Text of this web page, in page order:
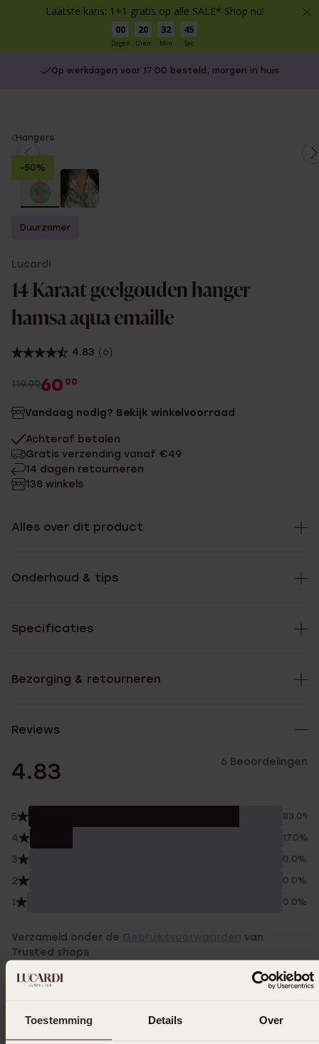
Laatste kans: 1+1 gratis op alle SALE* Shop nu!
00
Dagen
20
Uren
32
Min
45
Sec
Toestemming Details Over
Op werkdagen voor 17:00 besteld, morgen in huis
You
are
here:
Hangers
-50%
Duurzamer
Lucardi
14 Karaat geelgouden hanger
hamsa aqua emaille
4.83 (6)
119.9960 00
Vandaag nodig? Bekijk winkelvoorraad
Achteraf betalen
Gratis verzending vanaf €49
14 dagen retourneren
138 winkels
Alles over dit product
Onderhoud & tips
Specificaties
Bezorging & retourneren
Reviews
4.83 6 Beoordelingen
5 83.0%
4 17.0%
3 0.0%
2 0.0%
1 0.0%
Verzameld onder de
van
Trusted shops
Filter
10-11-2025 - Samira A.